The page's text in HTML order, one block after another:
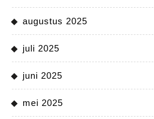
augustus 2025
juli 2025
juni 2025
mei 2025